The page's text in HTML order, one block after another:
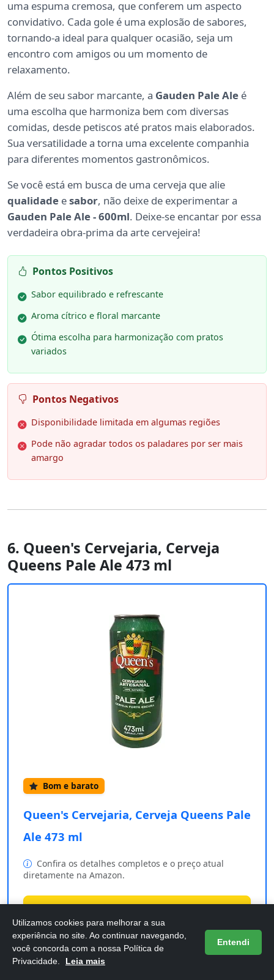
uma espuma cremosa, que conferem um aspecto
convidativo. Cada gole é uma explosão de sabores,
tornando-a ideal para qualquer ocasião, seja um
encontro com amigos ou um momento de
relaxamento.
Além de seu sabor marcante, a Gauden Pale Ale é
uma escolha que harmoniza bem com diversas
comidas, desde petiscos até pratos mais elaborados.
Sua versatilidade a torna uma excelente companhia
para diferentes momentos gastronômicos.
Se você está em busca de uma cerveja que alie
qualidade esabor, não deixe de experimentar a
Gauden Pale Ale - 600ml. Deixe-se encantar por essa
verdadeira obra-prima da arte cervejeira!
Pontos Positivos
Sabor equilibrado e refrescante
Aroma cítrico e floral marcante
Ótima escolha para harmonização com pratos
variados
Pontos Negativos
Disponibilidade limitada em algumas regiões
Pode não agradar todos os paladares por ser mais
amargo
6. Queen's Cervejaria, Cerveja
Queens Pale Ale 473 ml
Bom e barato
Queen's Cervejaria, Cerveja Queens Pale
Ale 473 ml
Confira os detalhes completos e o preço atual
diretamente na Amazon.
Comprar na Amazon
AQueen's Cervejaria
Utilizamos cookies para melhorar a sua
experiência no site. Ao continuar navegando,
você concorda com a nossa Política de
Privacidade.
Leia mais
Entendi